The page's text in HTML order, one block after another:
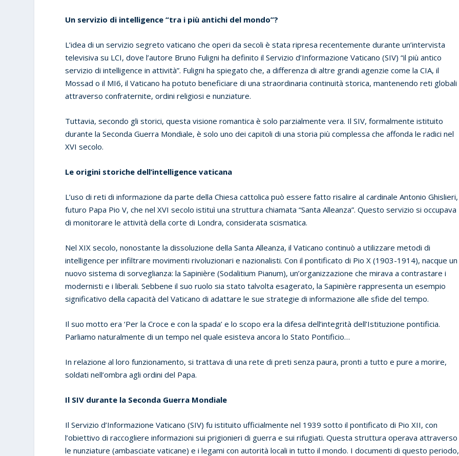
Un servizio di intelligence “tra i più antichi del mondo”?
L’idea di un servizio segreto vaticano che operi da secoli è stata ripresa recentemente durante un’intervista
televisiva su LCI, dove l’autore Bruno Fuligni ha definito il Servizio d’Informazione Vaticano (SIV) “il più antico
servizio di intelligence in attività”. Fuligni ha spiegato che, a differenza di altre grandi agenzie come la CIA, il
Mossad o il MI6, il Vaticano ha potuto beneficiare di una straordinaria continuità storica, mantenendo reti globali
attraverso confraternite, ordini religiosi e nunziature.
Tuttavia, secondo gli storici, questa visione romantica è solo parzialmente vera. Il SIV, formalmente istituito
durante la Seconda Guerra Mondiale, è solo uno dei capitoli di una storia più complessa che affonda le radici nel
XVI secolo.
Le origini storiche dell’intelligence vaticana
L’uso di reti di informazione da parte della Chiesa cattolica può essere fatto risalire al cardinale Antonio Ghislieri,
futuro Papa Pio V, che nel XVI secolo istituì una struttura chiamata “Santa Alleanza”. Questo servizio si occupava
di monitorare le attività della corte di Londra, considerata scismatica.
Nel XIX secolo, nonostante la dissoluzione della Santa Alleanza, il Vaticano continuò a utilizzare metodi di
intelligence per infiltrare movimenti rivoluzionari e nazionalisti. Con il pontificato di Pio X (1903-1914), nacque un
nuovo sistema di sorveglianza: la Sapinière (Sodalitium Pianum), un’organizzazione che mirava a contrastare i
modernisti e i liberali. Sebbene il suo ruolo sia stato talvolta esagerato, la Sapinière rappresenta un esempio
significativo della capacità del Vaticano di adattare le sue strategie di informazione alle sfide del tempo.
Il suo motto era ‘Per la Croce e con la spada’ e lo scopo era la difesa dell’integrità dell’Istituzione pontificia.
Parliamo naturalmente di un tempo nel quale esisteva ancora lo Stato Pontificio…
In relazione al loro funzionamento, si trattava di una rete di preti senza paura, pronti a tutto e pure a morire,
soldati nell’ombra agli ordini del Papa.
Il SIV durante la Seconda Guerra Mondiale
Il Servizio d’Informazione Vaticano (SIV) fu istituito ufficialmente nel 1939 sotto il pontificato di Pio XII, con
l’obiettivo di raccogliere informazioni sui prigionieri di guerra e sui rifugiati. Questa struttura operava attraverso
le nunziature (ambasciate vaticane) e i legami con autorità locali in tutto il mondo. I documenti di questo periodo,